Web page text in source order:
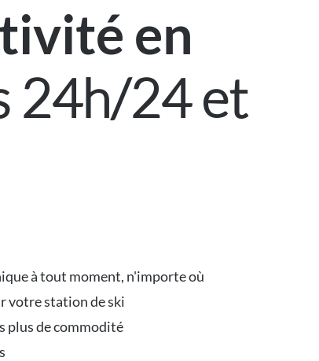
en
24h/24 et
à tout moment, n'importe où
votre station de ski
plus de commodité